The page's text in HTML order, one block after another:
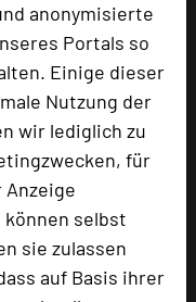
anonymisierte
Portals so
Einige dieser
Nutzung der
wir lediglich zu
für
selbst
sie zulassen
auf Basis ihrer
und
Sie jeden
zu